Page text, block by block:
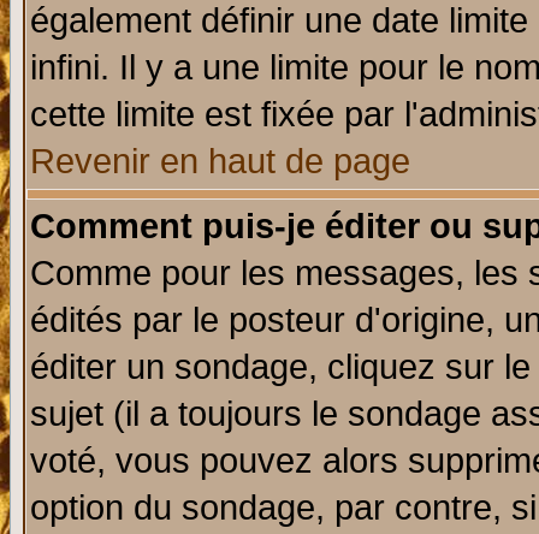
également définir une date
infini. Il y a une limite pour le
cette limite est fixée par
Revenir en haut de page
Comment puis-je éditer ou
Comme pour les messages, les
édités par le posteur d'origine,
éditer un sondage, cliquez sur
sujet (il a toujours le sondage
voté, vous pouvez alors
option du sondage, par contre,